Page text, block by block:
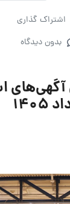
اشتراک گذاری
بدون دیدگاه